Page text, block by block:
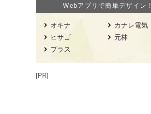
Webアプリで簡単デザイン！
オキナ
ヒサゴ
プラス
カナレ電気
元林
[PR]